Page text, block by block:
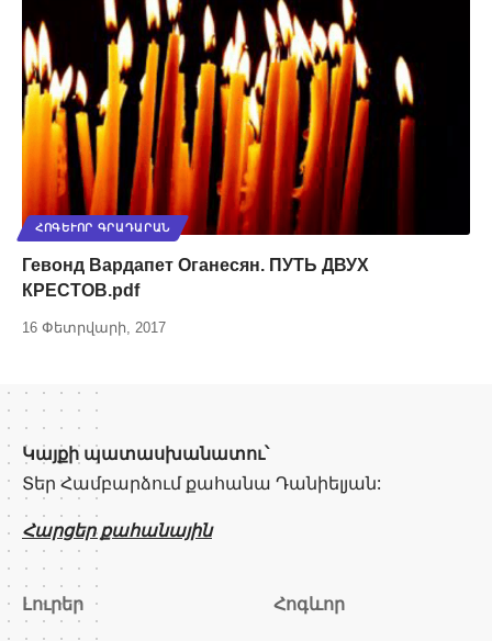
ՀՈԳԵՒՈՐ ԳՐԱԴԱՐԱՆ
Гевонд Вардапет Оганесян. ПУТЬ ДВУХ
КРЕСТОВ.pdf
16 Փետրվարի, 2017
Կայքի պատասխանատու՝
Տեր Համբարձում քահանա Դանիելյան:
Հարցեր քահանային
Լուրեր Հոգևոր